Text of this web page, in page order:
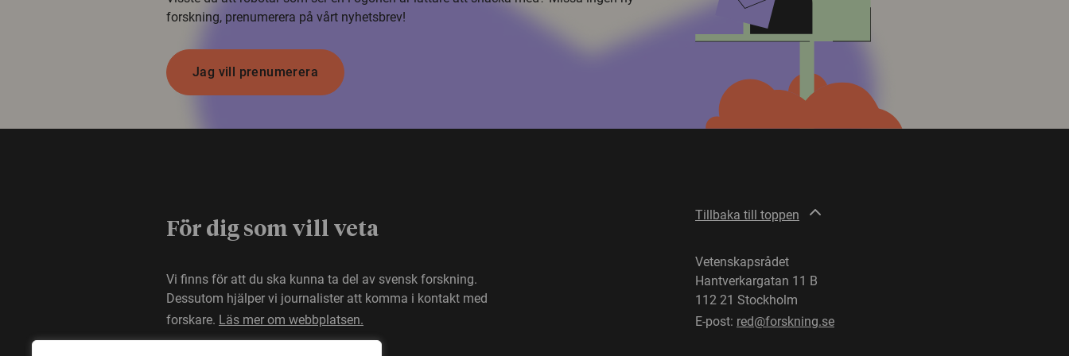
forskning, prenumerera på vårt nyhetsbrev!
Jag vill prenumerera
För dig som vill veta
Vi finns för att du ska kunna ta del av svensk forskning.
Dessutom hjälper vi journalister att komma i kontakt med
forskare. Läs mer om webbplatsen.
Tillbaka till toppen
Vetenskapsrådet
Hantverkargatan 11 B
112 21 Stockholm
E-post: red@forskning.se